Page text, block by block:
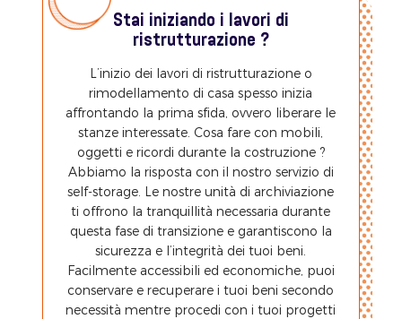
Stai iniziando i lavori di
ristrutturazione ?
L’inizio dei lavori di ristrutturazione o
rimodellamento di casa spesso inizia
affrontando la prima sfida, ovvero liberare le
stanze interessate. Cosa fare con mobili,
oggetti e ricordi durante la costruzione ?
Abbiamo la risposta con il nostro servizio di
self-storage. Le nostre unità di archiviazione
ti offrono la tranquillità necessaria durante
questa fase di transizione e garantiscono la
sicurezza e l’integrità dei tuoi beni.
Facilmente accessibili ed economiche, puoi
conservare e recuperare i tuoi beni secondo
necessità mentre procedi con i tuoi progetti